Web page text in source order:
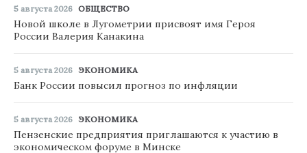
5 августа 2026 ОБЩЕСТВО
Новой школе в Лугометрии присвоят имя Героя
России Валерия Канакина
5 августа 2026 ЭКОНОМИКА
Банк России повысил прогноз по инфляции
5 августа 2026 ЭКОНОМИКА
Пензенские предприятия приглашаются к участию в
экономическом форуме в Минске